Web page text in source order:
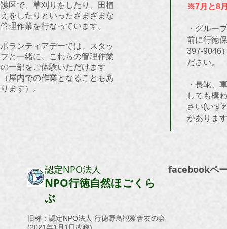
護区で、草刈りをしたり、田植
えをしたりといったさまざまな
管理作業を行なっています。
ボランティアデーでは、スタッ
フと一緒に、これらの管理作業
の一部をご体験いただけます
（屋内での作業となることもあ
ります）。
※7月と8
・グルー
前に行徳
397-9046
ださい。
・長靴、
しても構
さい(いず
がありま
認定NPO法人
NPO行徳自然ほごくら
ぶ
​旧称：認定NPO法人 行徳野鳥観察舎友の会
facebookペ